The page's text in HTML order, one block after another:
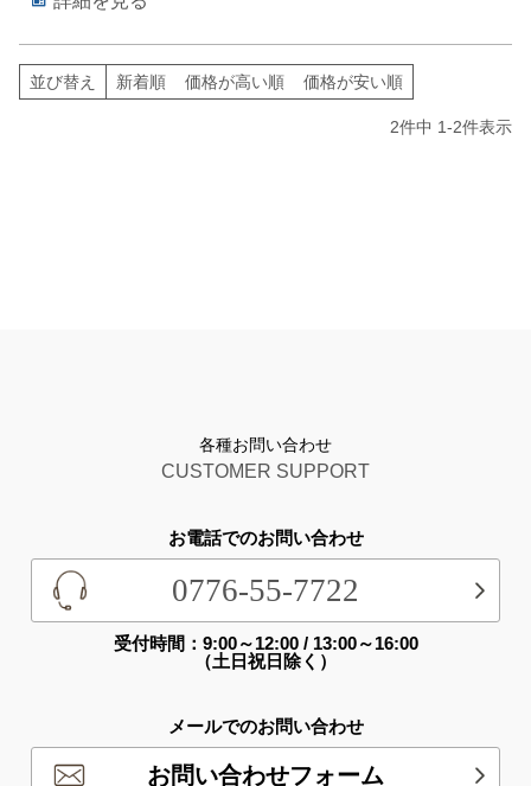
並び替え 新着順 価格が高い順 価格が安い順
2件中 1-2件表示
各種お問い合わせ
CUSTOMER SUPPORT
お電話でのお問い合わせ
0776-55-7722
受付時間：9:00～12:00 / 13:00～16:00
（土日祝日除く）
メールでのお問い合わせ
お問い合わせフォーム